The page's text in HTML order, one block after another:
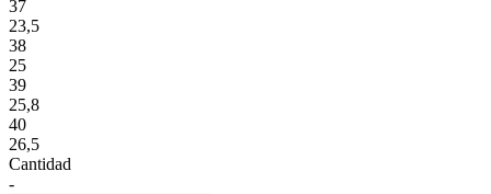
37
23,5
38
25
39
25,8
40
26,5
Cantidad
-